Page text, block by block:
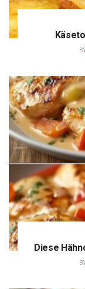
Diese